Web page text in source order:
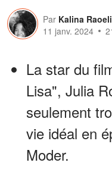
Par Kalina
11 janv. 2024
La star du
Lisa", Julia
seulement
vie idéal en
Moder.